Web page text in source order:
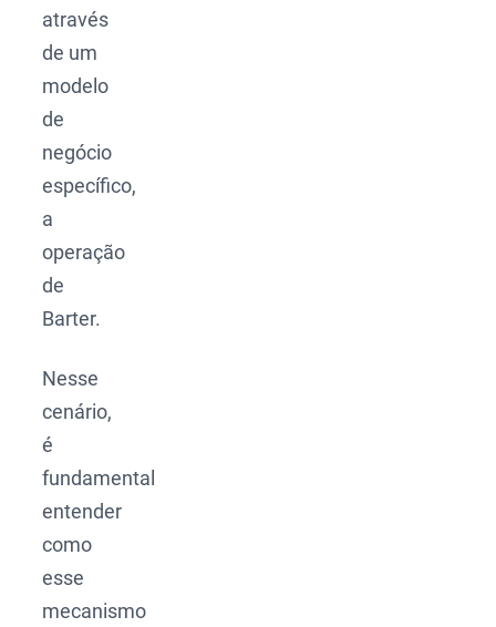
através
de um
modelo
de
negócio
específico,
a
operação
de
Barter.
Nesse
cenário,
é
fundamental
entender
como
esse
mecanismo